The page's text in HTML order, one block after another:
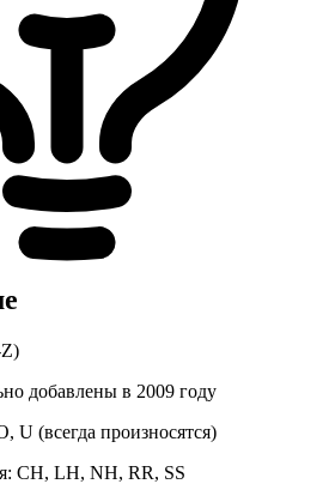
добавлены в 2009 году
U (всегда произносятся)
CH, LH, NH, RR, SS